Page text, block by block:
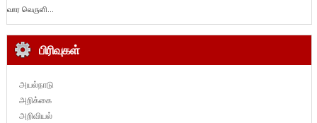
வார வெருளி...
பிரிவுகள்
அயல்நாடு
அறிக்கை
அறிவியல்